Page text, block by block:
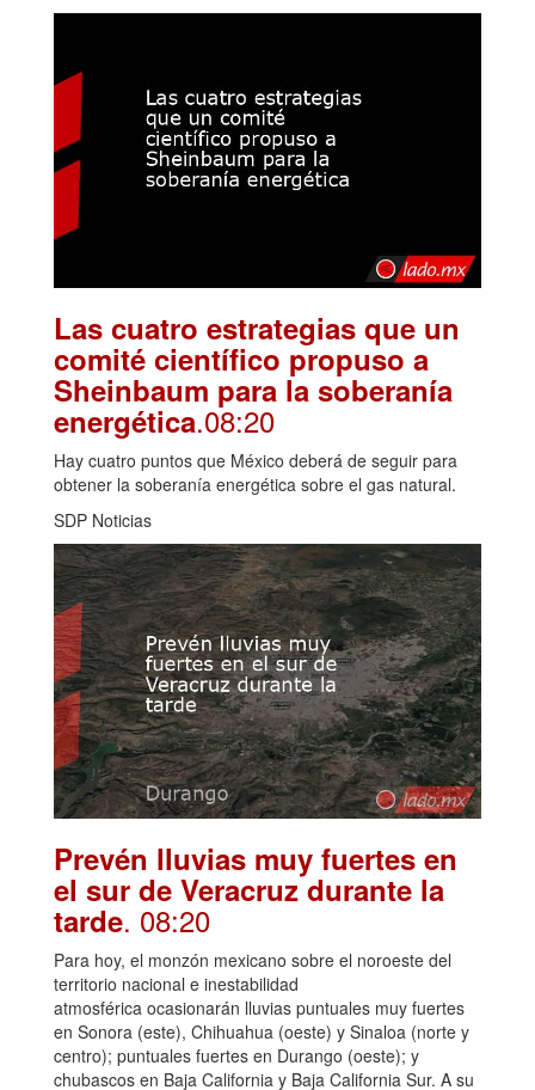
Las cuatro estrategias que un
comité científico propuso a
Sheinbaum para la soberanía
energética.08:20
Hay cuatro puntos que México deberá de seguir para
obtener la soberanía energética sobre el gas natural.
SDP Noticias
Prevén lluvias muy fuertes en
el sur de Veracruz durante la
tarde. 08:20
Para hoy, el monzón mexicano sobre el noroeste del
territorio nacional e inestabilidad
atmosférica ocasionarán lluvias puntuales muy fuertes
en Sonora (este), Chihuahua (oeste) y Sinaloa (norte y
centro); puntuales fuertes en Durango (oeste); y
chubascos en Baja California y Baja California Sur. A su